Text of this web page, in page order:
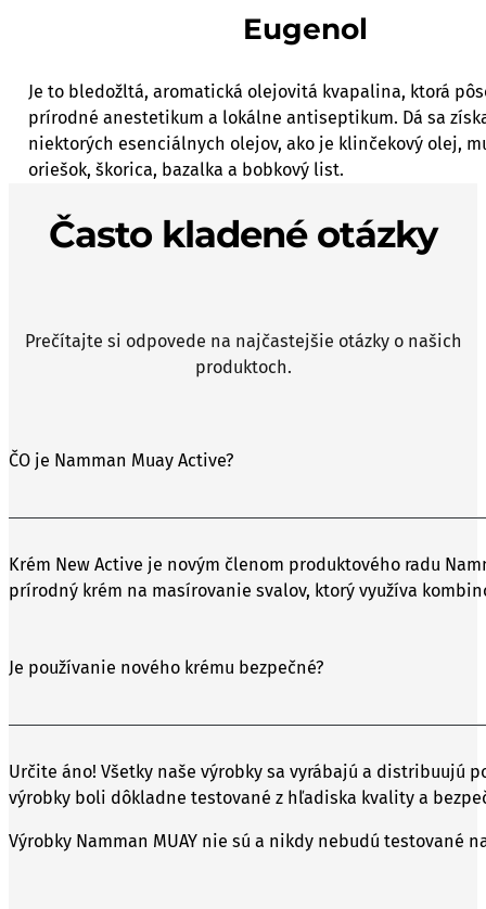
Eugenol
Je to bledožltá, aromatická olejovitá kvapalina, ktorá
prírodné anestetikum a lokálne antiseptikum. Dá sa
niektorých esenciálnych olejov, ako je klinčekový olej,
oriešok, škorica, bazalka a bobkový list.
Často kladené otázky
Prečítajte si odpovede na najčastejšie otázky o našich
produktoch.
ČO je Namman Muay Active?
Krém New Active je novým členom produktového radu
prírodný krém na masírovanie svalov, ktorý využíva
Je používanie nového krému bezpečné?
Určite áno! Všetky naše výrobky sa vyrábajú a distribuujú
výrobky boli dôkladne testované z hľadiska kvality a
Výrobky Namman MUAY nie sú a nikdy nebudú testované